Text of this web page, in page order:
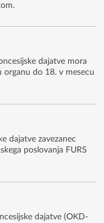
dajatve mora
organu do 18. v mesecu
dajatve zavezanec
poslovanja FURS
dajatve (OKD-